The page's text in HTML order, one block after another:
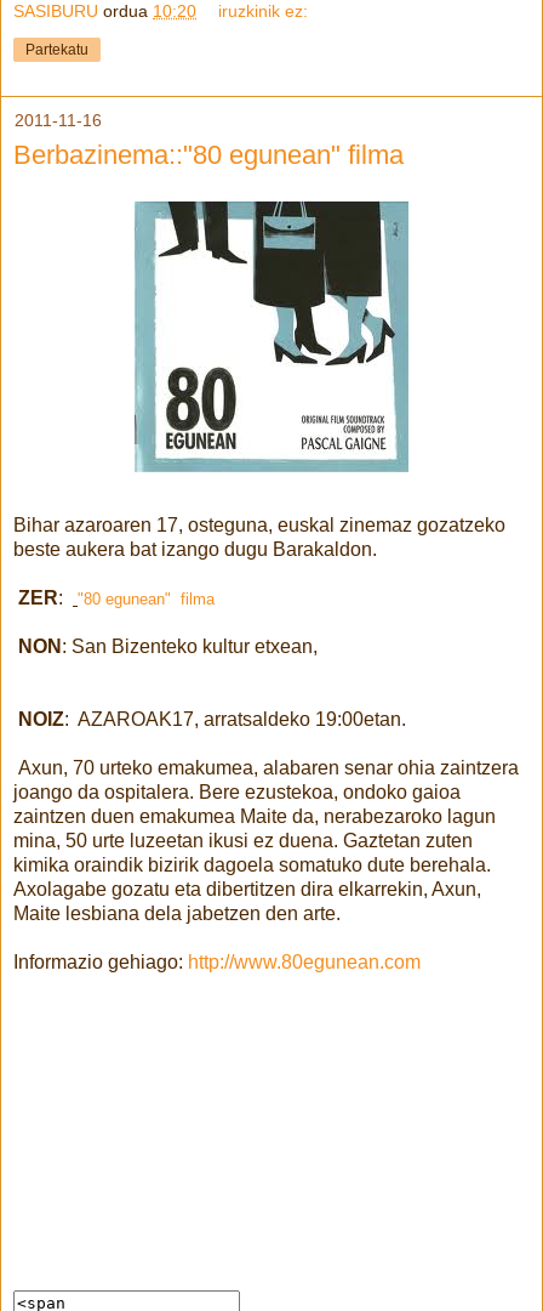
SASIBURU ordua 10:20 iruzkinik ez:
Partekatu
2011-11-16
Berbazinema::"80 egunean" filma
Bihar azaroaren 17, osteguna, euskal zinemaz gozatzeko
beste aukera bat izango dugu Barakaldon.
ZER: "80 egunean" filma
NON : San Bizenteko kultur etxean,
NOIZ: AZAROAK17, arratsaldeko 19:00etan.
Axun, 70 urteko emakumea, alabaren senar ohia zaintzera
joango da ospitalera. Bere ezustekoa, ondoko gaioa
zaintzen duen emakumea Maite da, nerabezaroko lagun
mina, 50 urte luzeetan ikusi ez duena. Gaztetan zuten
kimika oraindik bizirik dagoela somatuko dute berehala.
Axolagabe gozatu eta dibertitzen dira elkarrekin, Axun,
Maite lesbiana dela jabetzen den arte.
Informazio gehiago: http://www.80egunean.com